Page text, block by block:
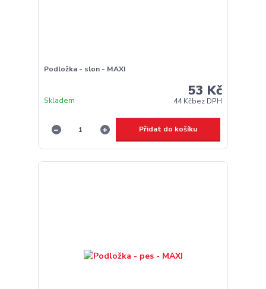
Podložka - slon - MAXI
53 Kč
44 Kčbez DPH
Skladem
Přidat do košíku